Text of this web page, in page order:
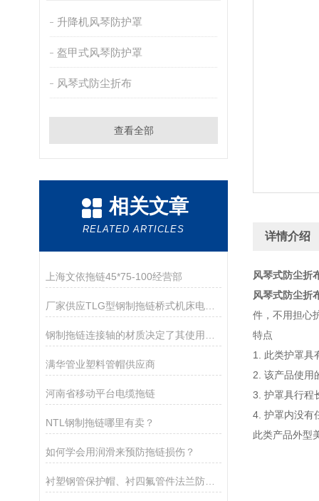
升降机风琴防护罩
盔甲式风琴防护罩
风琴式防尘折布
查看全部
相关文章
RELATED ARTICLES
上海文依拖链45*75-100经营部
厂家供应TLG型钢制拖链桥式机床电缆拖链
满华管业塑料管帽供应商
河南省移动平台电缆拖链
NTL钢制拖链哪里有卖？
如何学会用润滑来预防拖链损伤？
衬塑钢管保护帽、衬四氟管件法兰防护帽
详情介绍
风琴式防尘折
风琴式防尘折
件，不用担心
特点
1. 此类护罩具
2. 该产品使用
3. 护罩具行程
4. 护罩内没有
此类产品外型